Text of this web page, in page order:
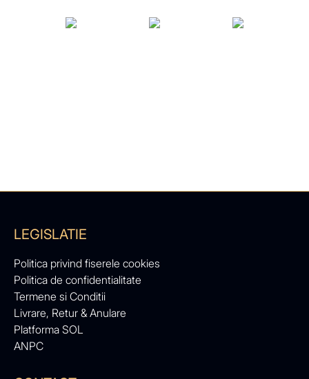
LEGISLATIE
Politica privind fiserele cookies
Politica de confidentialitate
Termene si Conditii
Livrare, Retur & Anulare
Platforma SOL
ANPC